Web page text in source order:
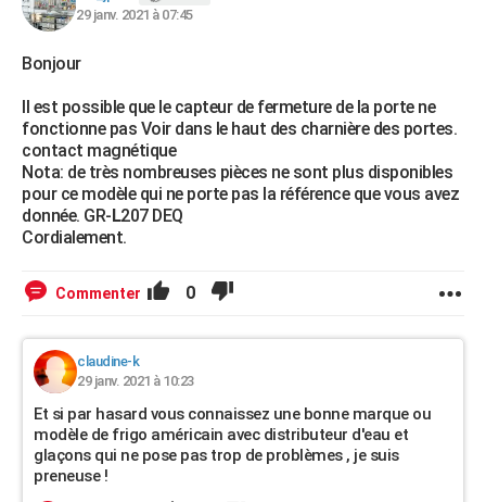
29 janv. 2021 à 07:45
Bonjour
Il est possible que le capteur de fermeture de la porte ne
fonctionne pas Voir dans le haut des charnière des portes.
contact magnétique
Nota: de très nombreuses pièces ne sont plus disponibles
pour ce modèle qui ne porte pas la référence que vous avez
donnée. GR- L207 DEQ
Cordialement.
Commenter 0
claudine-k
29 janv. 2021 à 10:23
Et si par hasard vous connaissez une bonne marque ou
modèle de frigo américain avec distributeur d'eau et
glaçons qui ne pose pas trop de problèmes , je suis
preneuse !